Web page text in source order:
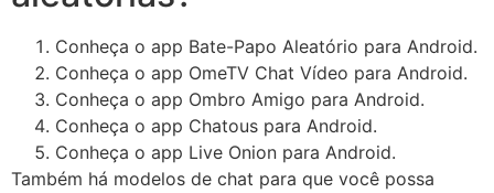
Conheça o app Bate-Papo Aleatório para Android.
Conheça o app OmeTV Chat Vídeo para Android.
Conheça o app Ombro Amigo para Android.
Conheça o app Chatous para Android.
Conheça o app Live Onion para Android.
Também há modelos de chat para que você possa